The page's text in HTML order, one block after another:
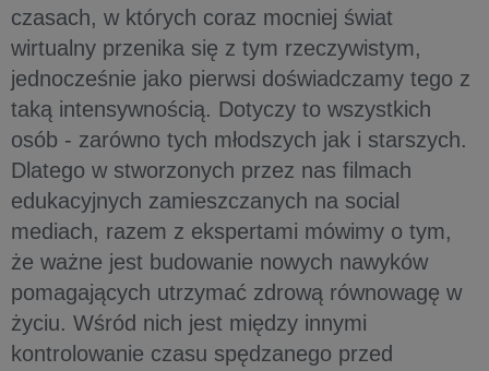
czasach, w których coraz mocniej świat
wirtualny przenika się z tym rzeczywistym,
jednocześnie jako pierwsi doświadczamy tego z
taką intensywnością. Dotyczy to wszystkich
osób - zarówno tych młodszych jak i starszych.
Dlatego w stworzonych przez nas filmach
edukacyjnych zamieszczanych na social
mediach, razem z ekspertami mówimy o tym,
że ważne jest budowanie nowych nawyków
pomagających utrzymać zdrową równowagę w
życiu. Wśród nich jest między innymi
kontrolowanie czasu spędzanego przed